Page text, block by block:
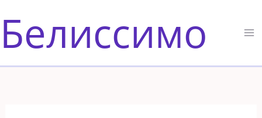
к
содержимому
Белиссимо